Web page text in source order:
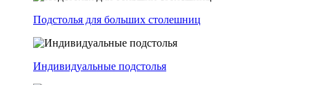
Подстолья для больших столешниц
Индивидуальные подстолья